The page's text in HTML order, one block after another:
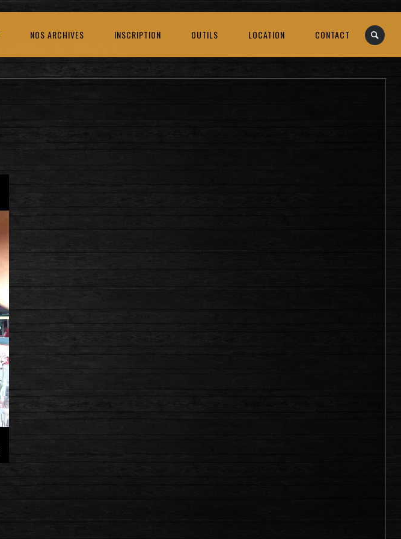
NOS ARCHIVES INSCRIPTION OUTILS LOCATION CONTACT